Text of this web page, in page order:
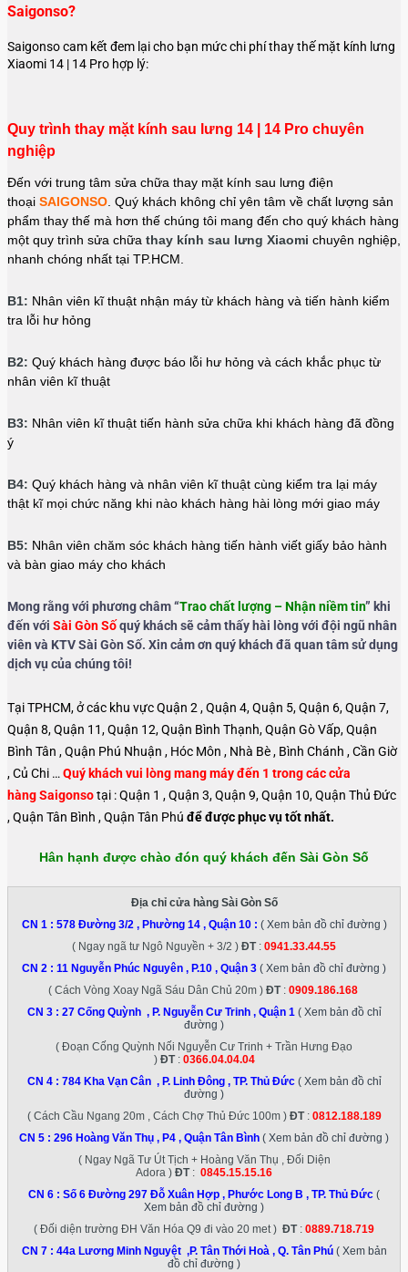
Saigonso?
Saigonso cam kết đem lại cho bạn mức chi phí thay thế mặt kính lưng
Xiaomi 14 | 14 Pro hợp lý:
Quy trình thay mặt kính sau lưng 14 | 14 Pro chuyên
nghiệp
Đến với trung tâm sửa chữa thay mặt kính sau lưng điện
thoại SAIGONSO. Quý khách không chỉ yên tâm về chất lượng sản
phẩm thay thế mà hơn thế chúng tôi mang đến cho quý khách hàng
một quy trình sửa chữa thay kính sau lưng Xiaomi chuyên nghiệp,
nhanh chóng nhất tại TP.HCM.
B1: Nhân viên kĩ thuật nhận máy từ khách hàng và tiến hành kiểm
tra lỗi hư hỏng
B2: Quý khách hàng được báo lỗi hư hỏng và cách khắc phục từ
nhân viên kĩ thuật
B3: Nhân viên kĩ thuật tiến hành sửa chữa khi khách hàng đã đồng
ý
B4: Quý khách hàng và nhân viên kĩ thuật cùng kiểm tra lại máy
thật kĩ mọi chức năng khi nào khách hàng hài lòng mới giao máy
B5: Nhân viên chăm sóc khách hàng tiến hành viết giấy bảo hành
và bàn giao máy cho khách
Mong rằng với phương châm “Trao chất lượng – Nhận niềm tin” khi
đến với Sài Gòn Sốquý khách sẽ cảm thấy hài lòng với đội ngũ nhân
viên và KTV Sài Gòn Số. Xin cảm ơn quý khách đã quan tâm sử dụng
dịch vụ của chúng tôi!
Tại TPHCM, ở các khu vực Quận 2 , Quận 4, Quận 5, Quận 6, Quận 7,
Quận 8, Quận 11, Quận 12, Quận Bình Thạnh, Quận Gò Vấp, Quận
Bình Tân , Quận Phú Nhuận , Hóc Môn , Nhà Bè , Bình Chánh , Cần Giờ
, Củ Chi …Quý khách vui lòng mang máy đến 1 trong các cửa
hàng Saigonsotại : Quận 1 , Quận 3, Quận 9, Quận 10, Quận Thủ Đức
, Quận Tân Bình , Quận Tân Phú để được phục vụ tốt nhất.
Hân hạnh được chào đón quý khách đến Sài Gòn Số
Địa chỉ cửa hàng Sài Gòn Số
CN 1 : 578 Đường 3/2 , Phường 14 , Quận 10: ( Xem bản đồ chỉ đường )
( Ngay ngã tư Ngô Nguyền + 3/2 ) ĐT: 0941.33.44.55
CN 2 : 11 Nguyễn Phúc Nguyên , P.10 , Quận 3 ( Xem bản đồ chỉ đường )
( Cách Vòng Xoay Ngã Sáu Dân Chủ 20m ) ĐT: 0909.186.168
CN 3 : 27 Cống Quỳnh , P. Nguyễn Cư Trinh , Quận 1 ( Xem bản đồ chỉ
đường )
( Đoạn Cống Quỳnh Nối Nguyễn Cư Trinh + Trần Hưng Đạo
) ĐT: 0366.04.04.04
CN 4 : 784 Kha Vạn Cân , P. Linh Đông , TP. Thủ Đức( Xem bản đồ chỉ
đường )
( Cách Cầu Ngang 20m , Cách Chợ Thủ Đức 100m ) ĐT: 0812.188.189
CN 5 : 296 Hoàng Văn Thụ , P4 , Quận Tân Bình ( Xem bản đồ chỉ đường )
( Ngay Ngã Tư Út Tịch + Hoàng Văn Thụ , Đối Diện
Adora ) ĐT: 0845.15.15.16
CN 6 : Số 6 Đường 297 Đỗ Xuân Hợp , Phước Long B , TP. Thủ Đức (
Xem bản đồ chỉ đường )
( Đối diện trường ĐH Văn Hóa Q9 đi vào 20 met ) ĐT: 0889.718.719
CN 7 : 44a Lương Minh Nguyệt ,P. Tân Thới Hoà , Q. Tân Phú ( Xem bản
đồ chỉ đường )